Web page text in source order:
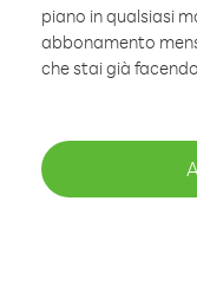
piano in qualsiasi
abbonamento
che stai già